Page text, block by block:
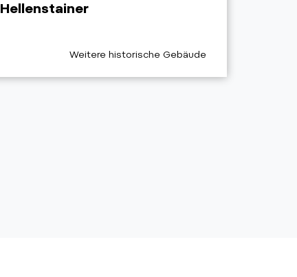
Hellenstainer
aria.poi_category_prefix
Weitere historische Gebäude